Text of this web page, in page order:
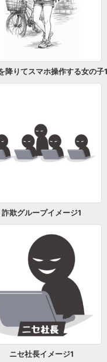
降りてスマホ操作する女の子
詐欺グループイメージ1
ニセ社長イメージ1